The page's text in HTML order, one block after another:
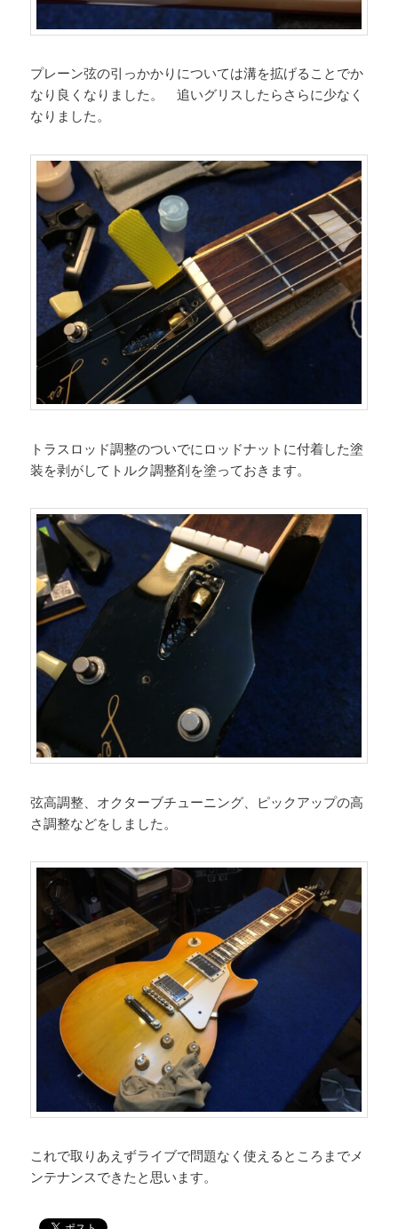
プレーン弦の引っかかりについては溝を拡げることでか
なり良くなりました。 追いグリスしたらさらに少なく
なりました。
トラスロッド調整のついでにロッドナットに付着した塗
装を剥がしてトルク調整剤を塗っておきます。
弦高調整、オクターブチューニング、ピックアップの高
さ調整などをしました。
これで取りあえずライブで問題なく使えるところまでメ
ンテナンスできたと思います。